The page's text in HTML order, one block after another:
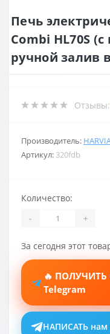
Печь
Combi HL70S
ручной залив
Отзывы:
Производитель:
Артикул: 320fdb
Количество:
- +
За сегодня этот
🔥
Telegram
НАПИСАТЬ нам